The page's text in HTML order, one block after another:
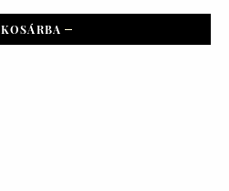
KOSÁRBA